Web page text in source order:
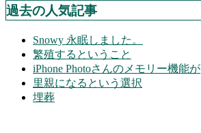
過去の人気記事
Snowy 永眠しました。
繁殖するということ
iPhone Photoさんのメモリー機能が
里親になるという選択
埋葬